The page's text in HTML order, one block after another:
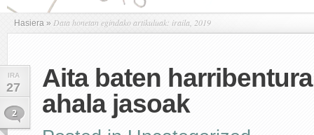
Hasiera » Data honetan egindako artikuluak: iraila, 2019
IRA
27
2
Aita baten
ahala jasoak